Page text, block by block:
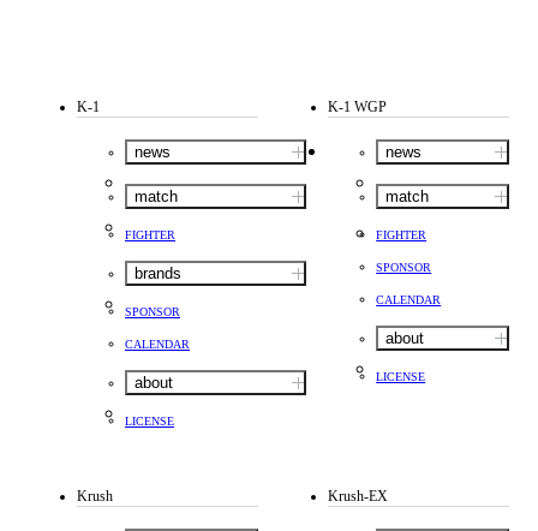
K-1
news
match
FIGHTER
brands
SPONSOR
CALENDAR
about
LICENSE
K-1 WGP
news
match
FIGHTER
SPONSOR
CALENDAR
about
LICENSE
Krush Krush-EX